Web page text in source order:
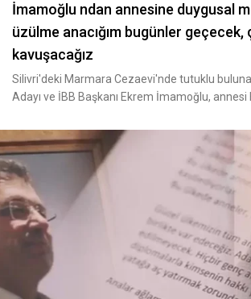
İmamoğlu ndan annesine duygusal
üzülme anacığım bugünler geçecek,
kavuşacağız
Silivri'deki Marmara Cezaevi'nde tutuklu
Adayı ve İBB Başkanı Ekrem İmamoğlu,